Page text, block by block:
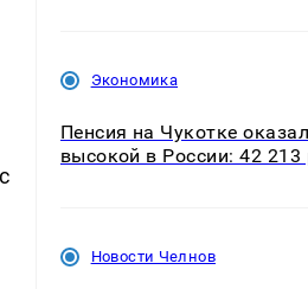
Экономика
Пенсия на Чукотке
высокой в России: 42 213
Новости Челнов